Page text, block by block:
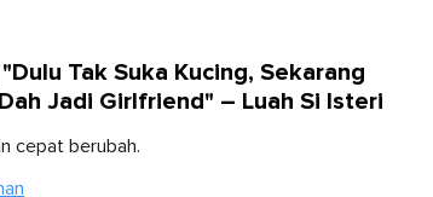
Tak Suka Kucing, Sekarang
Jadi Girlfriend" – Luah Si Isteri
cepat berubah.